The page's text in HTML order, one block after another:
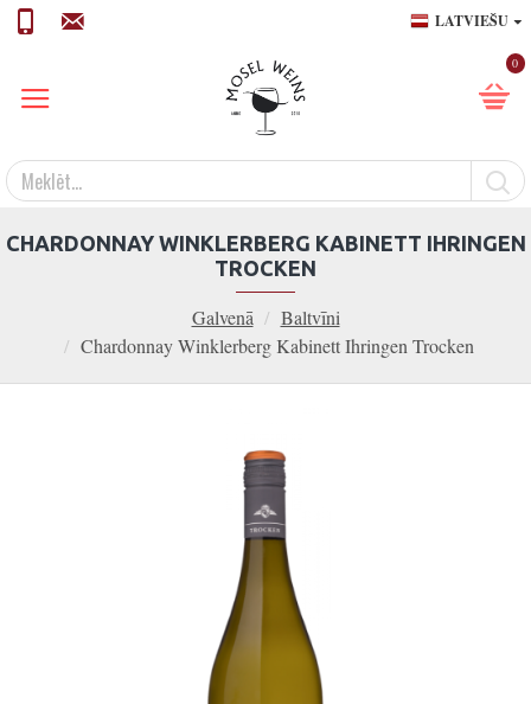
LATVIEŠU
0
Galvenā
Baltvīni
Chardonnay Winklerberg Kabinett Ihringen Trocken
CHARDONNAY WINKLERBERG KABINETT IHRINGEN
TROCKEN